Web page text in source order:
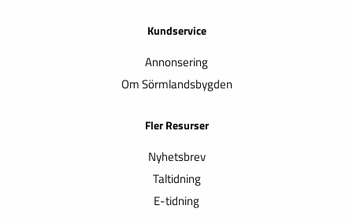
Kundservice
Annonsering
Om Sörmlandsbygden
Fler Resurser
Nyhetsbrev
Taltidning
E-tidning